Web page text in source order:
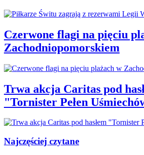
Czerwone flagi na pięciu
Zachodniopomorskiem
Trwa akcja Caritas pod
"Tornister Pełen
Najczęściej czytane